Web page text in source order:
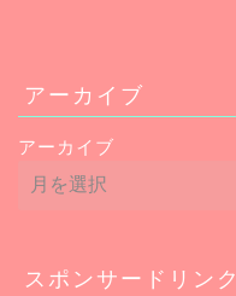
アーカイブ
アーカイブ
スポンサードリンク